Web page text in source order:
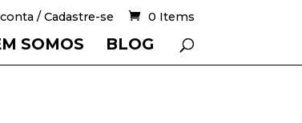
/ Cadastre-se 0 Items
SOMOS BLOG